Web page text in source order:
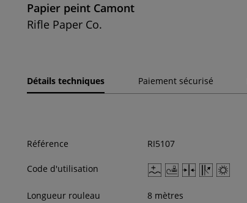
Papier peint Camont
Rifle Paper Co.
Détails techniques Paiement sécurisé
Référence RI5107
Code d'utilisation
Longueur rouleau 8 mètres